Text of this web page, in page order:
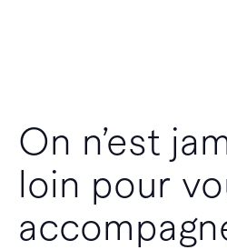
On n’est
loin pour